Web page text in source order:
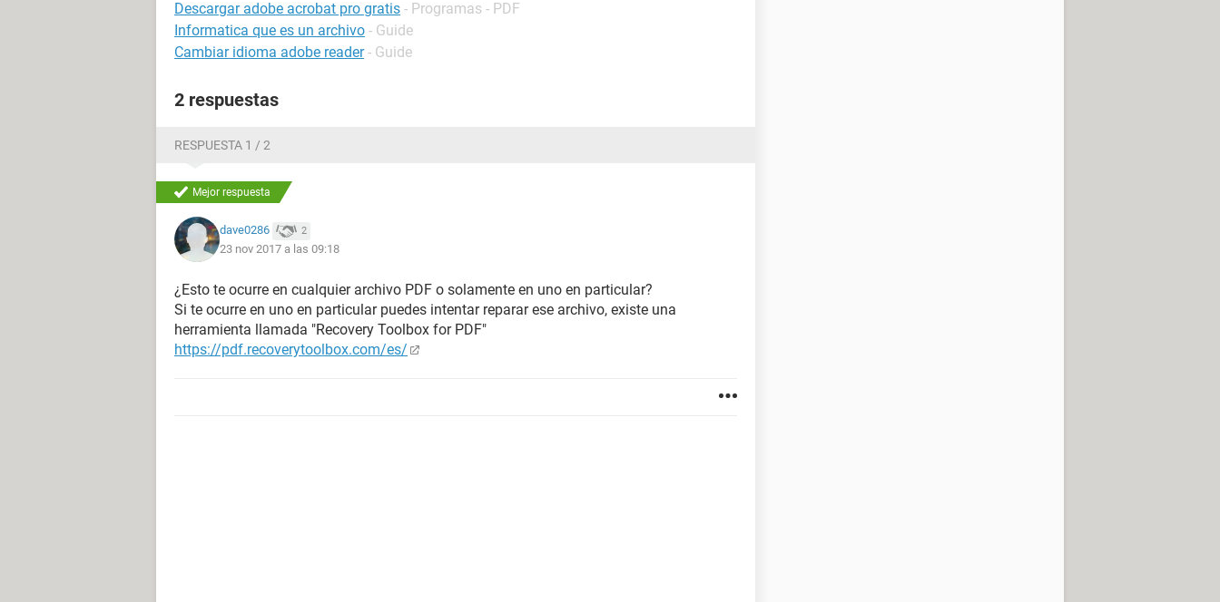
Descargar adobe acrobat pro gratis - Programas - PDF
Informatica que es un archivo - Guide
Cambiar idioma adobe reader - Guide
2 respuestas
RESPUESTA 1 / 2
Mejor respuesta
dave0286 2
23 nov 2017 a las 09:18
¿Esto te ocurre en cualquier archivo PDF o solamente en uno en particular?
Si te ocurre en uno en particular puedes intentar reparar ese archivo, existe una
herramienta llamada "Recovery Toolbox for PDF"
https://pdf.recoverytoolbox.com/es/